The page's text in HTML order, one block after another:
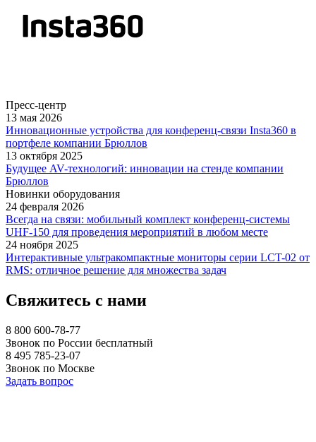
Пресс-центр
13 мая 2026
Инновационные устройства для конференц-связи Insta360 в
портфеле компании Брюллов
13 октября 2025
Будущее AV-технологий: инновации на стенде компании
Брюллов
Новинки оборудования
24 февраля 2026
Всегда на связи: мобильный комплект конференц-системы
UHF-150 для проведения мероприятий в любом месте
24 ноября 2025
Интерактивные ультракомпактные мониторы серии LCT-02 от
RMS: отличное решение для множества задач
Свяжитесь с нами
8 800 600-78-77
Звонок по России бесплатный
8 495 785-23-07
Звонок по Москве
Задать вопрос